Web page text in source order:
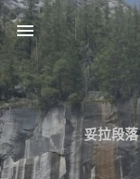
妥拉段落